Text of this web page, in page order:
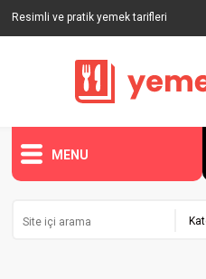
Resimli ve pratik yemek tarifleri
MENU